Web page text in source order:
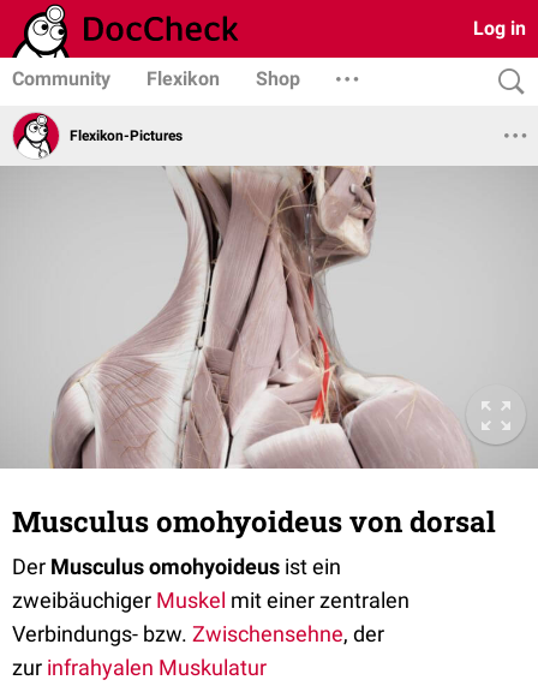
Log in
Community Flexikon Shop
Flexikon-Pictures
Musculus omohyoideus von dorsal
Der Musculus omohyoideus ist ein
zweibäuchiger Muskel mit einer zentralen
Verbindungs- bzw. Zwischensehne, der
zur infrahyalen Muskulatur